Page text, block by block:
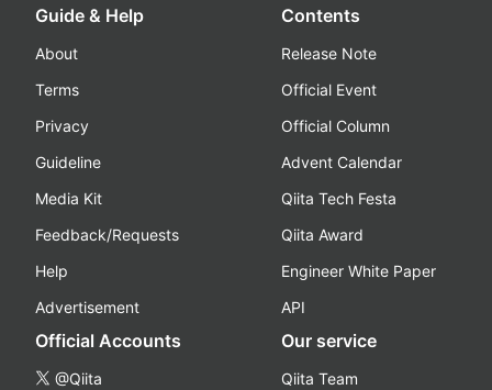
Guide & Help
About
Terms
Privacy
Guideline
Media Kit
Feedback/Requests
Help
Advertisement
Contents
Release Note
Official Event
Official Column
Advent Calendar
Qiita Tech Festa
Qiita Award
Engineer White Paper
API
Official Accounts
@Qiita
Our service
Qiita Team